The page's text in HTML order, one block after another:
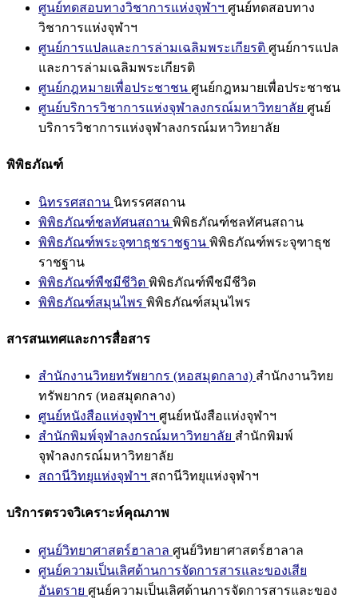
ศูนย์ทดสอบทางวิชาการแห่งจุฬาฯ ศูนย์ทดสอบทาง
วิชาการแห่งจุฬาฯ
ศูนย์การแปลและการล่ามเฉลิมพระเกียรติ ศูนย์การแปล
และการล่ามเฉลิมพระเกียรติ
ศูนย์กฎหมายเพื่อประชาชน ศูนย์กฎหมายเพื่อประชาชน
ศูนย์บริการวิชาการแห่งจุฬาลงกรณ์มหาวิทยาลัย ศูนย์
บริการวิชาการแห่งจุฬาลงกรณ์มหาวิทยาลัย
พิพิธภัณฑ์
นิทรรศสถาน นิทรรศสถาน
พิพิธภัณฑ์ชลทัศนสถาน พิพิธภัณฑ์ชลทัศนสถาน
พิพิธภัณฑ์พระจุฑาธุชราชฐาน พิพิธภัณฑ์พระจุฑาธุช
ราชฐาน
พิพิธภัณฑ์พืชมีชีวิต พิพิธภัณฑ์พืชมีชีวิต
พิพิธภัณฑ์สมุนไพร พิพิธภัณฑ์สมุนไพร
สารสนเทศและการสื่อสาร
สำนักงานวิทยทรัพยากร (หอสมุดกลาง) สำนักงานวิทย
ทรัพยากร (หอสมุดกลาง)
ศูนย์หนังสือแห่งจุฬาฯ ศูนย์หนังสือแห่งจุฬาฯ
สำนักพิมพ์จุฬาลงกรณ์มหาวิทยาลัย สำนักพิมพ์
จุฬาลงกรณ์มหาวิทยาลัย
สถานีวิทยุแห่งจุฬาฯ สถานีวิทยุแห่งจุฬาฯ
บริการตรวจวิเคราะห์คุณภาพ
ศูนย์วิทยาศาสตร์ฮาลาล ศูนย์วิทยาศาสตร์ฮาลาล
ศูนย์ความเป็นเลิศด้านการจัดการสารและของเสีย
อันตราย ศูนย์ความเป็นเลิศด้านการจัดการสารและของ